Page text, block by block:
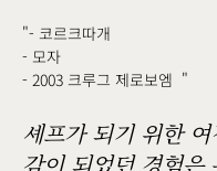
"- 코르크따개
- 모자
- 2003 크루그 제로보엠 "
셰프가 되기 위한